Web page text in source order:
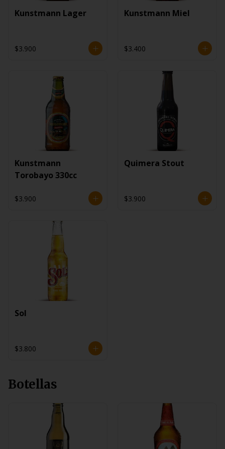
Kunstmann Lager
$3.900
Kunstmann Miel
$3.400
Kunstmann
Torobayo 330cc
$3.900
Quimera Stout
$3.900
Sol
$3.800
Botellas